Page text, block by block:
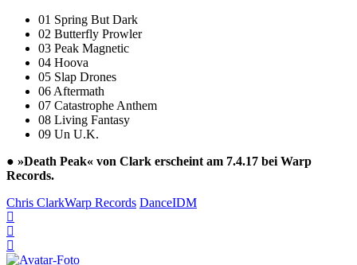
01 Spring But Dark
02 Butterfly Prowler
03 Peak Magnetic
04 Hoova
05 Slap Drones
06 Aftermath
07 Catastrophe Anthem
08 Living Fantasy
09 Un U.K.
● »Death Peak« von Clark erscheint am 7.4.17 bei Warp
Records.
Chris ClarkWarp Records DanceIDM